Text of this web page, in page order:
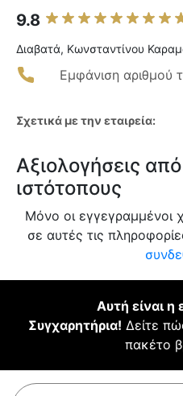
9.8
Διαβατά, Κωνσταντίνου
Εμφάνιση αριθμού
Σχετικά με την εταιρεία:
Αξιολογήσεις
ιστότοπους
Μόνο οι εγγεγραμμένοι
σε αυτές τις
Αυτή είναι η
Συγχαρητήρια! Δείτε
πακέτο